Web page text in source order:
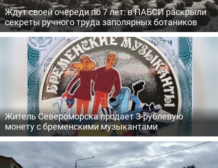
Ждут своей очереди по 7 лет: в ПАБСИ раскрыли
секреты ручного труда заполярных ботаников
Житель Североморска продает 3-рублевую
монету с бременскими музыкантами